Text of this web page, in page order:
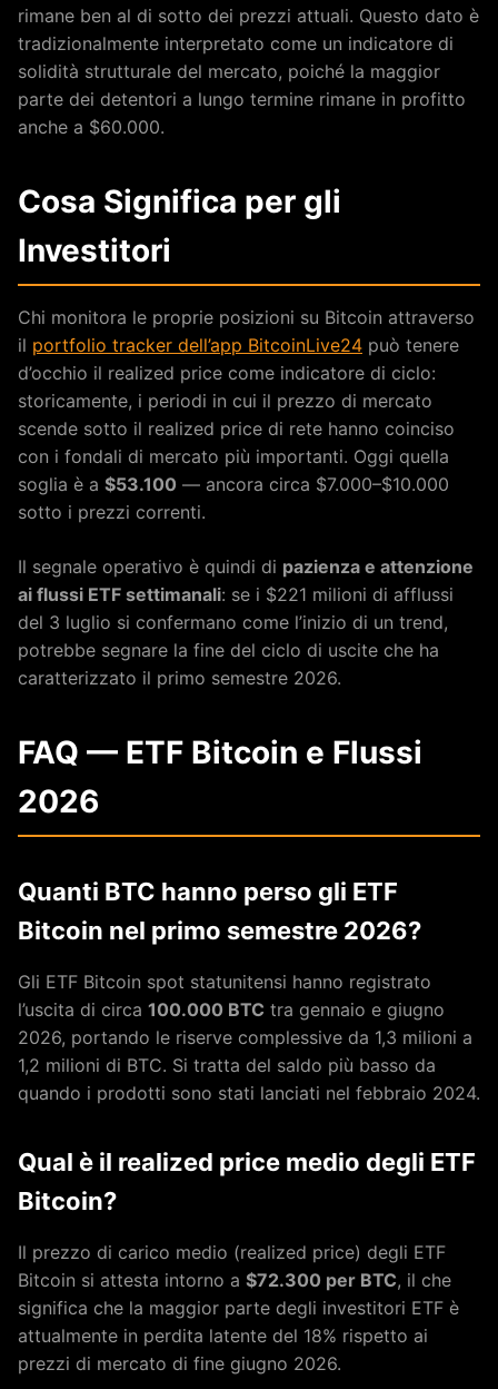
rimane ben al di sotto dei prezzi attuali. Questo dato è
tradizionalmente interpretato come un indicatore di
solidità strutturale del mercato, poiché la maggior
parte dei detentori a lungo termine rimane in profitto
anche a $60.000.
Cosa Significa per gli
Investitori
Chi monitora le proprie posizioni su Bitcoin attraverso
il portfolio tracker dell’app BitcoinLive24 può tenere
d’occhio il realized price come indicatore di ciclo:
storicamente, i periodi in cui il prezzo di mercato
scende sotto il realized price di rete hanno coinciso
con i fondali di mercato più importanti. Oggi quella
soglia è a $53.100 — ancora circa $7.000–$10.000
sotto i prezzi correnti.
Il segnale operativo è quindi di pazienza e attenzione
ai flussi ETF settimanali: se i $221 milioni di afflussi
del 3 luglio si confermano come l’inizio di un trend,
potrebbe segnare la fine del ciclo di uscite che ha
caratterizzato il primo semestre 2026.
FAQ — ETF Bitcoin e Flussi
2026
Quanti BTC hanno perso gli ETF
Bitcoin nel primo semestre 2026?
Gli ETF Bitcoin spot statunitensi hanno registrato
l’uscita di circa 100.000 BTC tra gennaio e giugno
2026, portando le riserve complessive da 1,3 milioni a
1,2 milioni di BTC. Si tratta del saldo più basso da
quando i prodotti sono stati lanciati nel febbraio 2024.
Qual è il realized price medio degli ETF
Bitcoin?
Il prezzo di carico medio (realized price) degli ETF
Bitcoin si attesta intorno a $72.300 per BTC, il che
significa che la maggior parte degli investitori ETF è
attualmente in perdita latente del 18% rispetto ai
prezzi di mercato di fine giugno 2026.